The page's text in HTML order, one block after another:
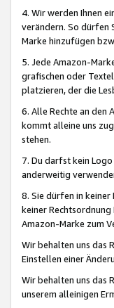
4. Wir werden Ihnen
verändern. So dürfen
Marke hinzufügen
5. Jede Amazon-
grafischen oder
platzieren, der die
6. Alle Rechte an den
kommt alleine uns
stehen.
7. Du darfst kein
anderweitig
8. Sie dürfen in keiner
keiner
Amazon-Marke zum
Wir behalten uns das
Einstellen einer
Wir behalten uns das
unserem alleinigen